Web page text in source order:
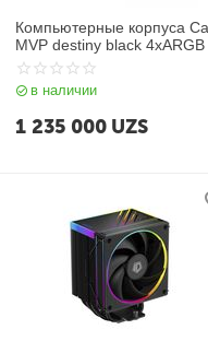
Компьютерные корпуса
MVP destiny black 4xARGB
в наличии
1 235 000 UZS